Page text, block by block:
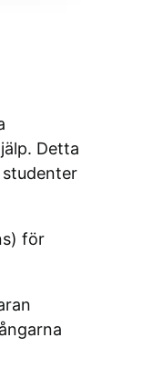
Detta
för